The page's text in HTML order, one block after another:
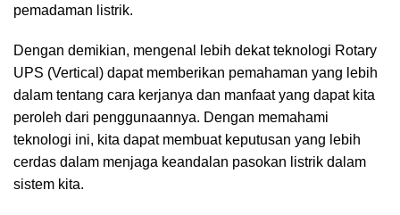
pemadaman listrik.
Dengan demikian, mengenal lebih dekat teknologi Rotary
UPS (Vertical) dapat memberikan pemahaman yang lebih
dalam tentang cara kerjanya dan manfaat yang dapat kita
peroleh dari penggunaannya. Dengan memahami
teknologi ini, kita dapat membuat keputusan yang lebih
cerdas dalam menjaga keandalan pasokan listrik dalam
sistem kita.